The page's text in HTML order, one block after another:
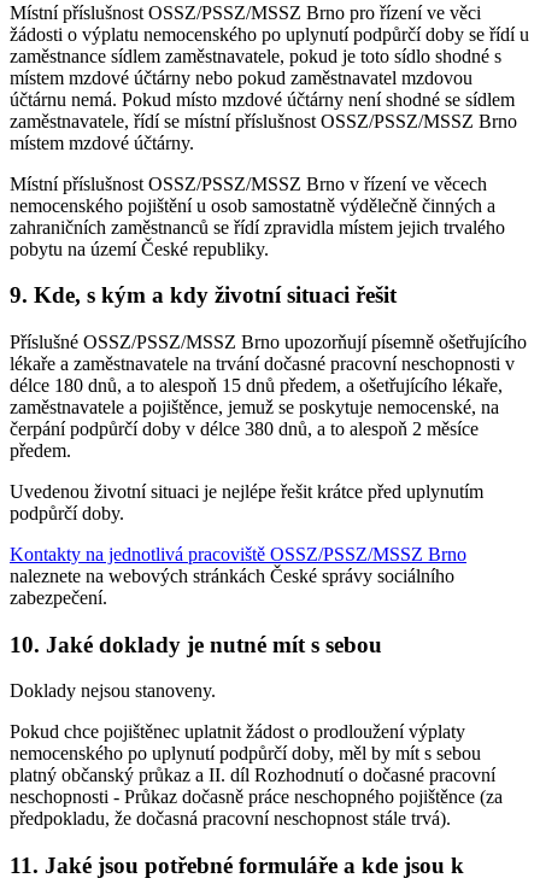
Místní příslušnost OSSZ/PSSZ/MSSZ Brno pro řízení ve věci
žádosti o výplatu nemocenského po uplynutí podpůrčí doby se řídí u
zaměstnance sídlem zaměstnavatele, pokud je toto sídlo shodné s
místem mzdové účtárny nebo pokud zaměstnavatel mzdovou
účtárnu nemá. Pokud místo mzdové účtárny není shodné se sídlem
zaměstnavatele, řídí se místní příslušnost OSSZ/PSSZ/MSSZ Brno
místem mzdové účtárny.
Místní příslušnost OSSZ/PSSZ/MSSZ Brno v řízení ve věcech
nemocenského pojištění u osob samostatně výdělečně činných a
zahraničních zaměstnanců se řídí zpravidla místem jejich trvalého
pobytu na území České republiky.
9. Kde, s kým a kdy životní situaci řešit
Příslušné OSSZ/PSSZ/MSSZ Brno upozorňují písemně ošetřujícího
lékaře a zaměstnavatele na trvání dočasné pracovní neschopnosti v
délce 180 dnů, a to alespoň 15 dnů předem, a ošetřujícího lékaře,
zaměstnavatele a pojištěnce, jemuž se poskytuje nemocenské, na
čerpání podpůrčí doby v délce 380 dnů, a to alespoň 2 měsíce
předem.
Uvedenou životní situaci je nejlépe řešit krátce před uplynutím
podpůrčí doby.
Kontakty na jednotlivá pracoviště OSSZ/PSSZ/MSSZ Brno
naleznete na webových stránkách České správy sociálního
zabezpečení.
10. Jaké doklady je nutné mít s sebou
Doklady nejsou stanoveny.
Pokud chce pojištěnec uplatnit žádost o prodloužení výplaty
nemocenského po uplynutí podpůrčí doby, měl by mít s sebou
platný občanský průkaz a II. díl Rozhodnutí o dočasné pracovní
neschopnosti - Průkaz dočasně práce neschopného pojištěnce (za
předpokladu, že dočasná pracovní neschopnost stále trvá).
11. Jaké jsou potřebné formuláře a kde jsou k